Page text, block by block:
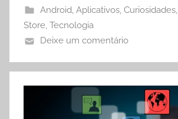
Android, Aplicativos, Curiosidades,
Store, Tecnologia
Deixe um comentário